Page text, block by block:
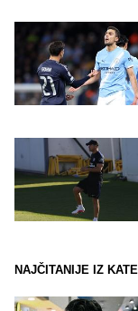
NAJČITANIJE IZ